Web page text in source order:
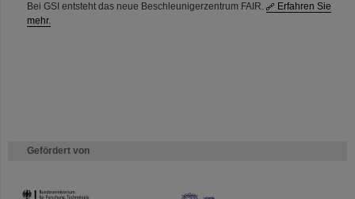
Bei GSI entsteht das neue Beschleunigerzentrum FAIR.
Erfahren Sie
mehr.
Gefördert von
HMWK